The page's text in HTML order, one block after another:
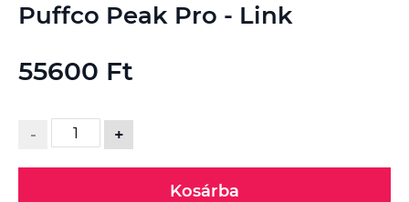
Puffco Peak Pro - Link
55600 Ft
- +
Kosárba
a